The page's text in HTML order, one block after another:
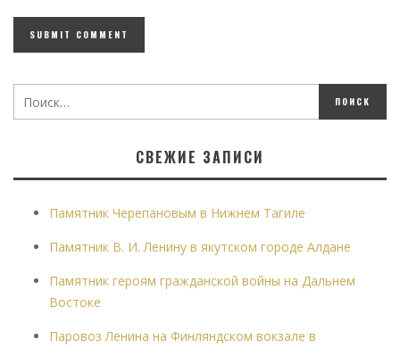
СВЕЖИЕ ЗАПИСИ
Памятник Черепановым в Нижнем Тагиле
Памятник В. И. Ленину в якутском городе Алдане
Памятник героям гражданской войны на Дальнем
Востоке
Паровоз Ленина на Финляндском вокзале в